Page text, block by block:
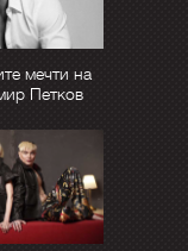
мечти на
Петков